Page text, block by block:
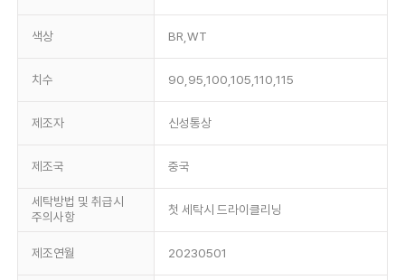
색상 BR,WT
치수 90,95,100,105,110,115
제조자 신성통상
제조국 중국
세탁방법 및 취급시
주의사항
첫 세탁시 드라이클리닝
제조연월 20230501